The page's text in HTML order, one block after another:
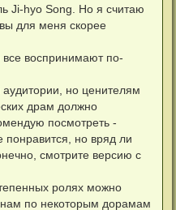
Ji-hyo Song. Но я считаю
для меня скорее
все воспринимают по-
но ценителям
драм должно
посмотреть -
но вряд ли
смотрите версию с
ролях можно
нам по некоторым дорамам